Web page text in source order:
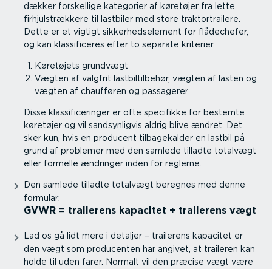
dækker forskellige kategorier af køretøjer fra lette
firhjul­strækkere til lastbiler med store traktortrailere.
Dette er et vigtigt sikker­hed­s­e­lement for flådechefer,
og kan klassi­fi­ceres efter to separate kriterier.
Køretøjets grundvægt
Vægten af valgfrit lastbil­til­behør, vægten af lasten og
vægten af chaufføren og passagerer
Disse klassi­fi­ce­ringer er ofte specifikke for bestemte
køretøjer og vil sandsyn­ligvis aldrig blive ændret. Det
sker kun, hvis en producent tilba­ge­kalder en lastbil på
grund af problemer med den samlede tilladte totalvægt
eller formelle ændringer inden for reglerne.
Den samlede tilladte totalvægt beregnes med denne
formular:
GVWR = trailerens kapacitet + trailerens vægt
Lad os gå lidt mere i detaljer – trailerens kapacitet er
den vægt som producenten har angivet, at traileren kan
holde til uden farer. Normalt vil den præcise vægt være